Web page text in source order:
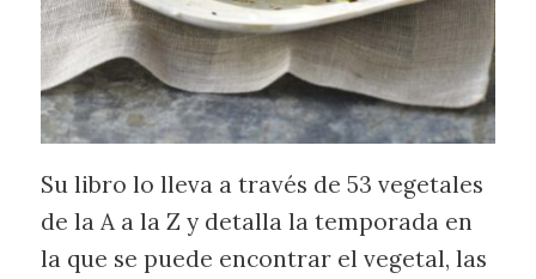
Su libro lo lleva a través de 53 vegetales
de la A a la Z y detalla la temporada en
la que se puede encontrar el vegetal, las